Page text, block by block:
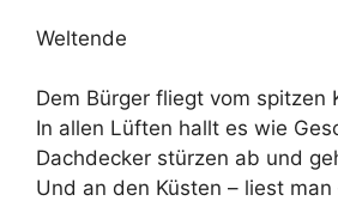
Weltende
Dem Bürger fliegt vom spitzen
In allen Lüften hallt es wie
Dachdecker stürzen ab und
Und an den Küsten – liest